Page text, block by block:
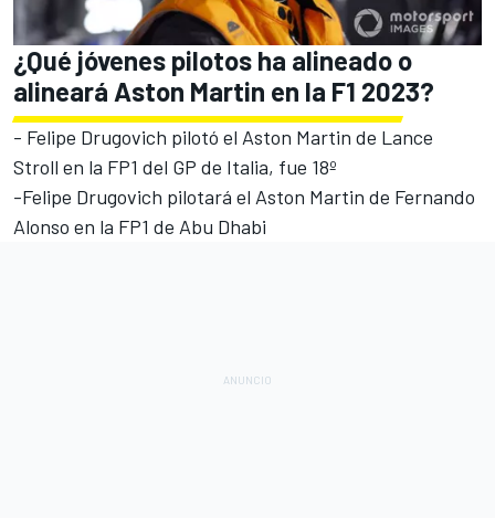
¿Qué jóvenes pilotos ha alineado o
alineará Aston Martin en la F1 2023?
- Felipe Drugovich pilotó el Aston Martin de Lance
Stroll en la FP1 del GP de Italia, fue 18º
-Felipe Drugovich pilotará el Aston Martin de Fernando
Alonso en la FP1 de Abu Dhabi